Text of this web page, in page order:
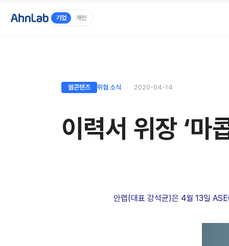
기업 개인
웹콘텐츠 위협 소식 2020-04-14
이력서 위장 ‘마
안랩(대표 강석균)은 4월 13일